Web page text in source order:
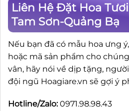
Liên Hệ Đặt Hoa
Tam Sơn-Quảng Bạ
Nếu bạn đã có mẫu hoa ưng
hoặc mã sản phẩm cho
vân, hãy nói về dịp tặng,
đội ngũ Hoagiare.vn sẽ gợi ý
Hotline/Zalo:0971.98.98.43